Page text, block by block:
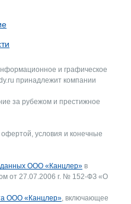
и графическое
принадлежит компании
за рубежом и престижное
условия и конечные
данных ООО «Канцлер» в
от 27.07.2006 г. № 152-ФЗ «О
ООО «Канцлер», включающее